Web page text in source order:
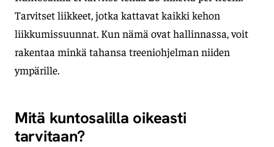
Tarvitset liikkeet, jotka kattavat kaikki kehon
liikkumissuunnat. Kun nämä ovat hallinnassa, voit
rakentaa minkä tahansa treeniohjelman niiden
ympärille.
Mitä kuntosalilla oikeasti
tarvitaan?